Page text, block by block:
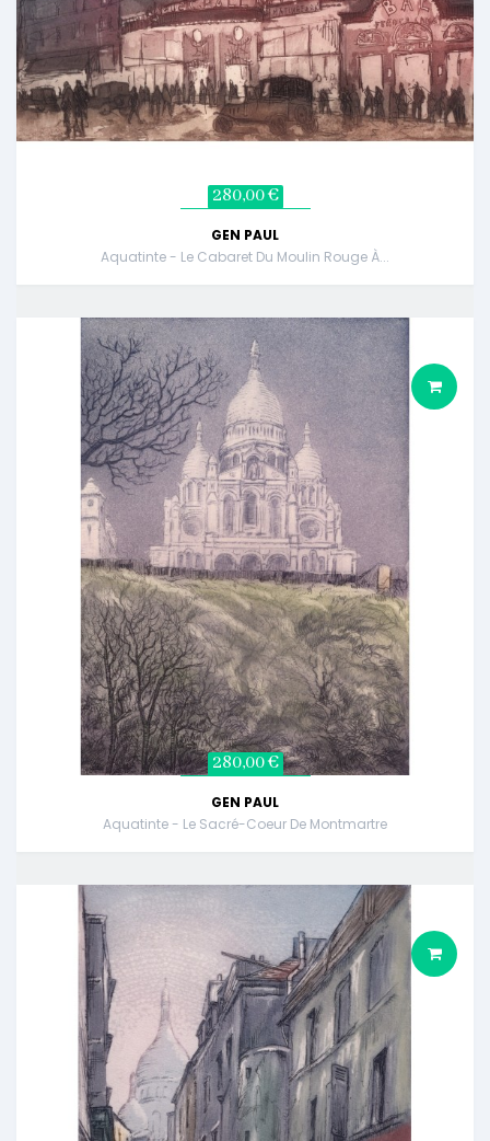
280,00 €
GEN PAUL
Aquatinte - Le Cabaret Du Moulin Rouge À...
280,00 €
GEN PAUL
Aquatinte - Le Sacré-Coeur De Montmartre